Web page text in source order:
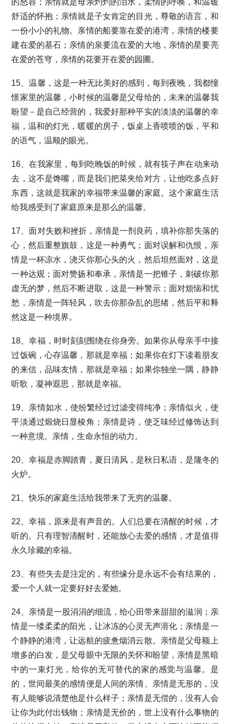
的怒容；亲情就是母亲灼灼的泪水，柔情的呼唤，和温暖
舒适的怀抱；亲情就是子女肯定的目光，尊敬的语言，和
一份小小的礼物。亲情的船要靠在爱的港湾，亲情的楼要
建在爱的基石；亲情的泉要流在爱的大地，亲情的星要亮
在爱的苍穹，亲情的花要开在爱的园圃。
15、温馨，这是一种无比美好的感到，每到夜晚，我都憧
憬家里的温馨，小时候的温馨是父母给的，未来的温馨我
盼望－是自己经营的，我爱好那种平实的淡淡的温馨的幸
福，温和的灯光，暖暖的房子，饭桌上香喷喷的饭，平和
的语气，温顺的眼光。
16、在我家里，每到吃晚饭的时候，就有筷子声在动来动
去，这不是馋嘴，而是我们把菜夹给对方，让他吃多点好
东西，这就是我家的幸福带来温馨的家庭。这个家庭生活
给我感受到了家庭原来是那么的温馨。
17、面对失败和挫折，亲情是一剂良药，填补你那失落的
心，然后重整旗鼓，这是一种勇气；面对误解和仇恨，亲
情是一杯凉水，浇灭你那心头的火，然后坦然面对，这是
一种达观；面对赞扬和奉承，亲情是一把锥子，刺破你那
虚无的梦，然后不断进取，这是一种警示；面对烦恼和忧
愁，亲情是一阵轻风，吹去你那杂乱的思绪，然后平和释
然这是一种境界。
18、幸福，时时刻刻围绕在你身旁。如果你从母亲手中接
过饭碗，心存温馨，那就是幸福；如果你在灯下读着朋友
的来信，品味友情，那就是幸福；如果你独坐一隅，静静
听歌，凝神遐思，那就是幸福。
19、亲情如水，使纷繁经过过滤变得纯净；亲情似火，使
平淡通过煅烧日显棱角；亲情是诗，使乏味经过修饰达到
一种意境。亲情，生命永恒的动力。
20、幸福是赤脚踏青，夏日清风，是秋日私语，是隆冬的
火炉。
21、快乐的家庭生活给我带来了无穷的温馨。
22、幸福，原来是有声音的。人们总要在清醒的时候，才
听的。只有理智清醒时，还能放心去爱的感情，才是值得
永久珍藏的幸福。
23、有些失去是注定的，有些缘分是永远不会有结果的，
爱一个人就一定要好好去爱她。
24、亲情是一股涓涓的细流，给心田带来甜甜的滋润；亲
情是一缕柔柔的阳光，让冰冻的心灵无声溶化；亲情是一
个静静的港湾，让远航的疲惫烟消云散。亲情是父母额上
增多的白发，是父母眼中无限的关怀和盼望，亲情是黑暗
中的一束灯光，给你的无可替代的家的感觉与温馨。是
的，世间最美的感情便是人间的亲情、亲情是无形的，没
有人能够说清楚他是什么样子；亲情是无偿的，没有人会
让你为此付出钱物；亲情是无价的，世上没有什么事物的